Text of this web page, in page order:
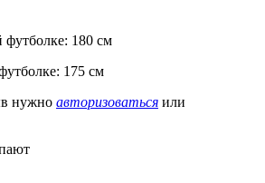
футболке: 180 см
175 см
нужно авторизоваться или